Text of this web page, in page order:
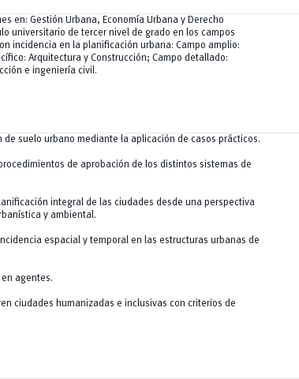
en: Gestión Urbana, Economía Urbana y Derecho
universitario de tercer nivel de grado en los campos
incidencia en la planificación urbana: Campo amplio:
Arquitectura y Construcción; Campo detallado:
e ingeniería civil.
suelo urbano mediante la aplicación de casos prácticos.
de aprobación de los distintos sistemas de
integral de las ciudades desde una perspectiva
y ambiental.
espacial y temporal en las estructuras urbanas de
agentes.
ciudades humanizadas e inclusivas con criterios de